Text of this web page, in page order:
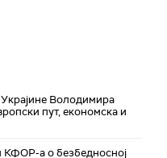
Володимира
пут, економска и
КФОР-а о безбедносној